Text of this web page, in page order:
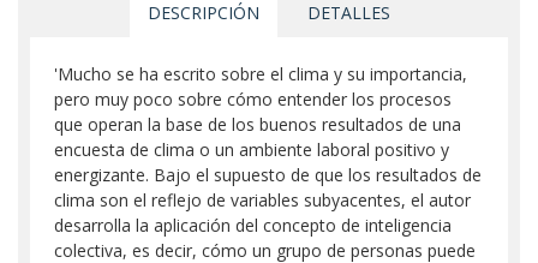
DESCRIPCIÓN DETALLES
'Mucho se ha escrito sobre el clima y su importancia,
pero muy poco sobre cómo entender los procesos
que operan la base de los buenos resultados de una
encuesta de clima o un ambiente laboral positivo y
energizante. Bajo el supuesto de que los resultados de
clima son el reflejo de variables subyacentes, el autor
desarrolla la aplicación del concepto de inteligencia
colectiva, es decir, cómo un grupo de personas puede